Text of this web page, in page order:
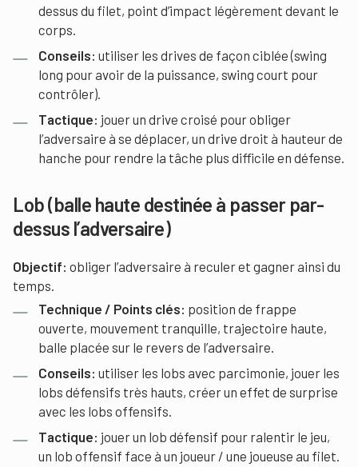
dessus du filet, point d’impact légèrement devant le
corps.
Conseils: utiliser les drives de façon ciblée (swing
long pour avoir de la puissance, swing court pour
contrôler).
Tactique: jouer un drive croisé pour obliger
l’adversaire à se déplacer, un drive droit à hauteur de
hanche pour rendre la tâche plus difficile en défense.
Lob (balle haute destinée à passer par-
dessus l’adversaire)
Objectif: obliger l’adversaire à reculer et gagner ainsi du
temps.
Technique / Points clés: position de frappe
ouverte, mouvement tranquille, trajectoire haute,
balle placée sur le revers de l’adversaire.
Conseils: utiliser les lobs avec parcimonie, jouer les
lobs défensifs très hauts, créer un effet de surprise
avec les lobs offensifs.
Tactique: jouer un lob défensif pour ralentir le jeu,
un lob offensif face à un joueur / une joueuse au filet.